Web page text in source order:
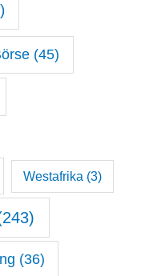
(45)
Westafrika (3)
(36)